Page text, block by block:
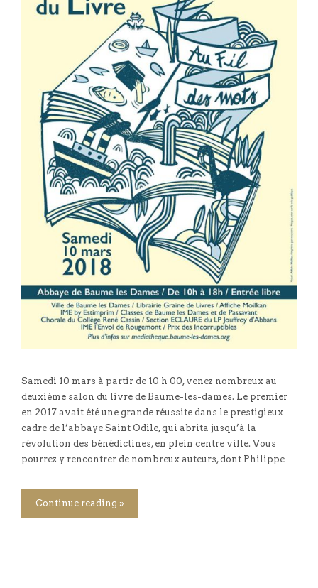
Samedi 10 mars à partir de 10 h 00, venez nombreux au
deuxième salon du livre de Baume-les-dames. Le premier
en 2017 avait été une grande réussite dans le prestigieux
cadre de l’abbaye Saint Odile, qui abrita jusqu’à la
révolution des bénédictines, en plein centre ville. Vous
pourrez y rencontrer de nombreux auteurs, dont Philippe
Continue reading »